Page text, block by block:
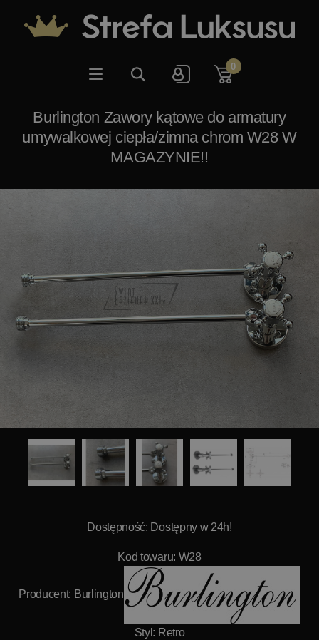
0
Burlington Zawory kątowe do armatury
umywalkowej ciepła/zimna chrom W28 W
MAGAZYNIE!!
Dostępność: Dostępny w 24h!
Kod towaru: W28
Producent: Burlington
Styl: Retro